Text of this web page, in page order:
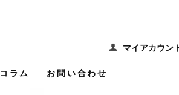
マイアカウン
コラム お問い合わせ